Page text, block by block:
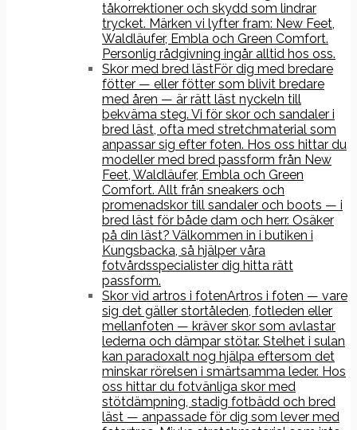
tåkorrektioner och skydd som lindrar
trycket. Märken vi lyfter fram: New Feet,
Waldläufer, Embla och Green Comfort.
Personlig rådgivning ingår alltid hos oss.
Skor med bred lästFör dig med bredare
fötter — eller fötter som blivit bredare
med åren — är rätt läst nyckeln till
bekväma steg. Vi för skor och sandaler i
bred läst, ofta med stretchmaterial som
anpassar sig efter foten. Hos oss hittar du
modeller med bred passform från New
Feet, Waldläufer, Embla och Green
Comfort. Allt från sneakers och
promenadskor till sandaler och boots — i
bred läst för både dam och herr. Osäker
på din läst? Välkommen in i butiken i
Kungsbacka, så hjälper våra
fotvårdsspecialister dig hitta rätt
passform.
Skor vid artros i fotenArtros i foten — vare
sig det gäller stortåleden, fotleden eller
mellanfoten — kräver skor som avlastar
lederna och dämpar stötar. Stelhet i sulan
kan paradoxalt nog hjälpa eftersom det
minskar rörelsen i smärtsamma leder. Hos
oss hittar du fotvänliga skor med
stötdämpning, stadig fotbädd och bred
läst — anpassade för dig som lever med